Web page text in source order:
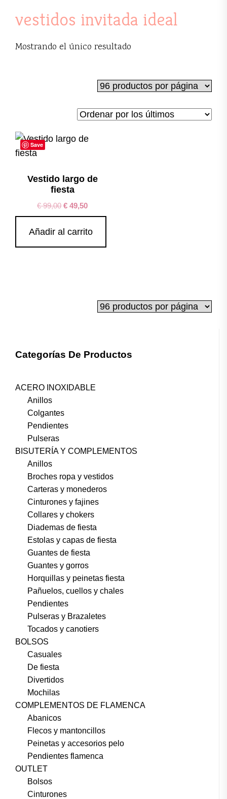
vestidos invitada ideal
Mostrando el único resultado
Save
Vestido largo de
fiesta
€99,00 € 49,50
Añadir al carrito
Categorías De Productos
ACERO INOXIDABLE
Anillos
Colgantes
Pendientes
Pulseras
BISUTERÍA Y COMPLEMENTOS
Anillos
Broches ropa y vestidos
Carteras y monederos
Cinturones y fajines
Collares y chokers
Diademas de fiesta
Estolas y capas de fiesta
Guantes de fiesta
Guantes y gorros
Horquillas y peinetas fiesta
Pañuelos, cuellos y chales
Pendientes
Pulseras y Brazaletes
Tocados y canotiers
BOLSOS
Casuales
De fiesta
Divertidos
Mochilas
COMPLEMENTOS DE FLAMENCA
Abanicos
Flecos y mantoncillos
Peinetas y accesorios pelo
Pendientes flamenca
OUTLET
Bolsos
Cinturones